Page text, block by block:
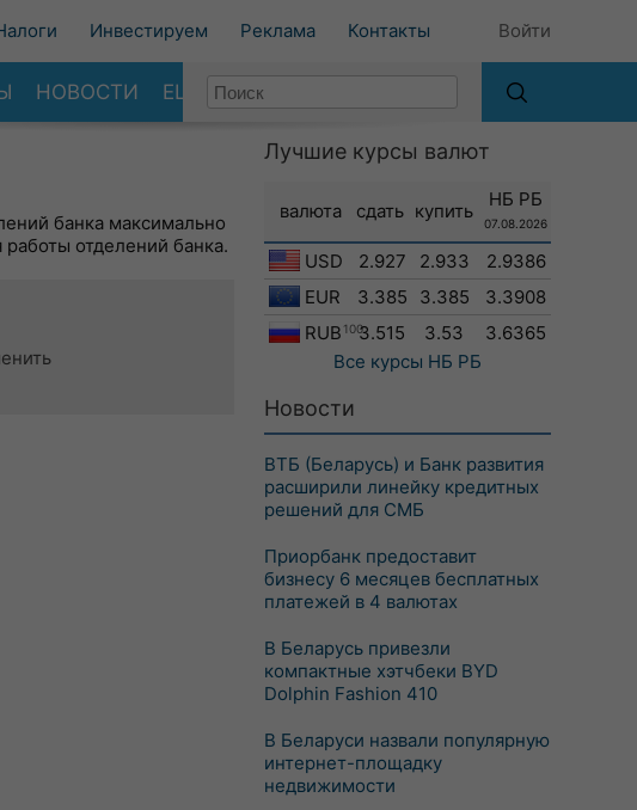
Инвестируем Реклама Контакты Войти
НОВОСТИ ЕЩЕ
банка максимально
отделений банка.
Лучшие курсы валют
валюта сдать купить
НБ РБ
07.08.2026
USD 2.927 2.933
2.9386
EUR
3.385 3.385
3.3908
RUB 1003.515 3.53
3.6365
Все курсы НБ РБ
Новости
ВТБ (Беларусь) и Банк развития
расширили линейку кредитных
решений для СМБ
Приорбанк предоставит
бизнесу 6 месяцев бесплатных
платежей в 4 валютах
В Беларусь привезли
компактные хэтчбеки BYD
Dolphin Fashion 410
В Беларуси назвали популярную
интернет-площадку
недвижимости